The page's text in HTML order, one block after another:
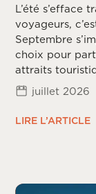
L’été s’efface
voyageurs,
Septembre
choix pour
attraits
peu partout
une fois la
bonne
vit ce mois
juillet 2026
LIRE L’ARTICLE